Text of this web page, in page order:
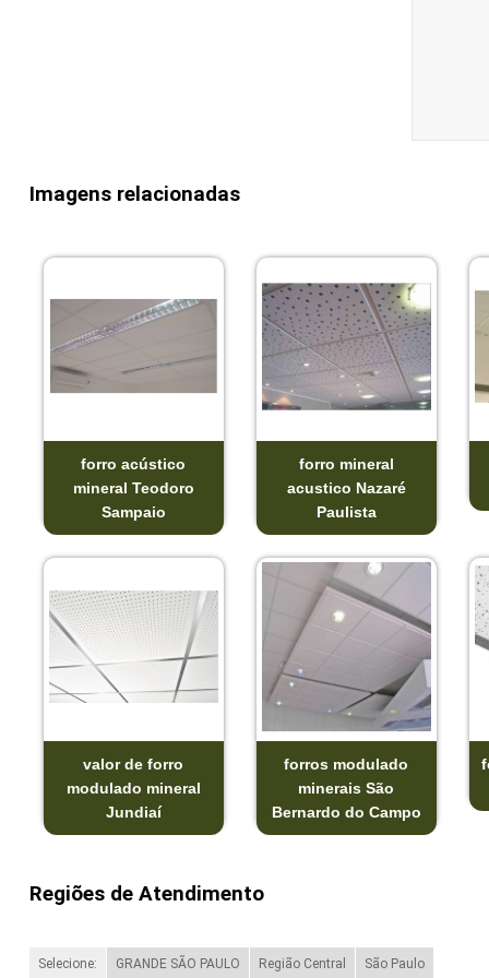
Imagens relacionadas
forro acústico
mineral Teodoro
Sampaio
forro mineral
acustico Nazaré
Paulista
valor de forro
modulado mineral
Jundiaí
forros modulado
minerais São
Bernardo do Campo
Regiões de Atendimento
Selecione: GRANDE SÃO PAULO Região Central São Paulo